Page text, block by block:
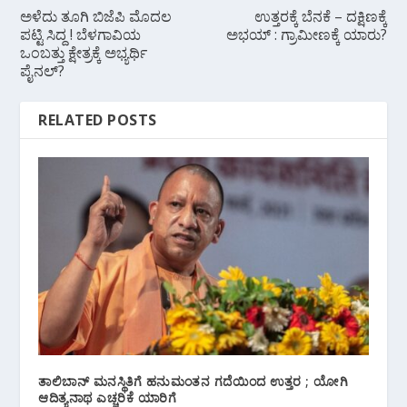
ಅಳೆದು ತೂಗಿ ಬಿಜೆಪಿ ಮೊದಲ
ಪಟ್ಟಿ ಸಿದ್ದ ! ಬೆಳಗಾವಿಯ
ಒಂಬತ್ತು ಕ್ಷೇತ್ರಕ್ಕೆ ಅಭ್ಯರ್ಥಿ
ಪೈನಲ್?
ಉತ್ತರಕ್ಕೆ ಬೆನಕೆ – ದಕ್ಷಿಣಕ್ಕೆ
ಅಭಯ್ : ಗ್ರಾಮೀಣಕ್ಕೆ ಯಾರು?
RELATED POSTS
ತಾಲಿಬಾನ್ ಮನಸ್ಥಿತಿಗೆ ಹನುಮಂತನ ಗದೆಯಿಂದ ಉತ್ತರ ; ಯೋಗಿ
ಆದಿತ್ಯನಾಥ ಎಚ್ಚರಿಕೆ ಯಾರಿಗೆ